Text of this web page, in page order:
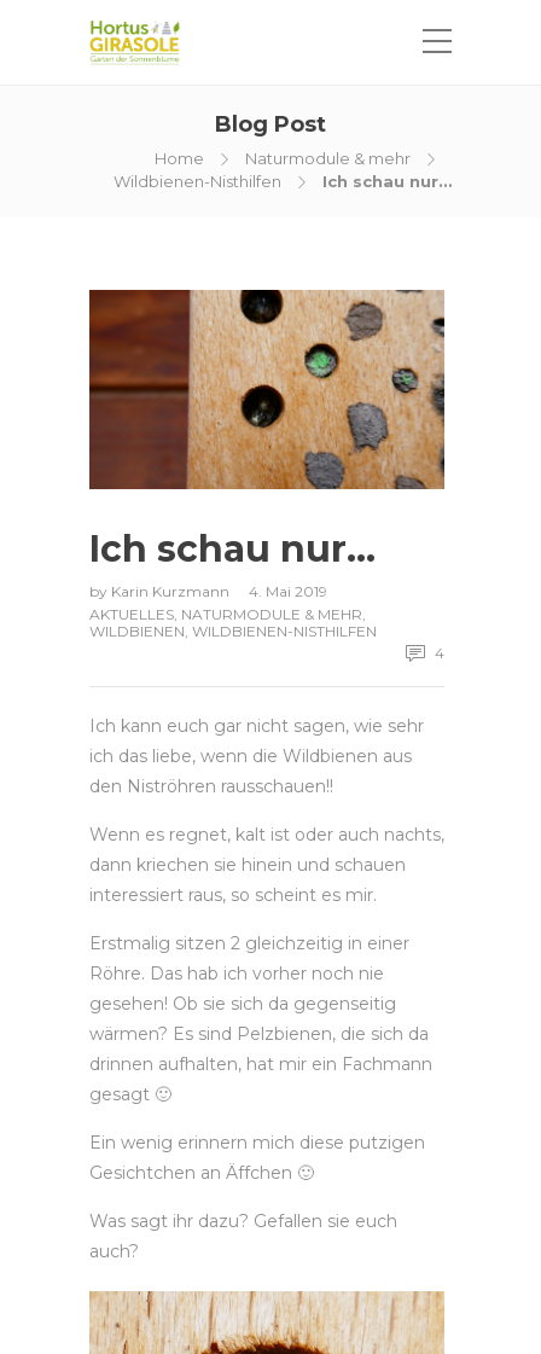
Blog Post
Home
Naturmodule & mehr
Wildbienen-Nisthilfen
Ich schau nur…
Ich schau nur…
by Karin Kurzmann
4. Mai 2019
AKTUELLES, NATURMODULE & MEHR,
WILDBIENEN, WILDBIENEN-NISTHILFEN
4
Ich kann euch gar nicht sagen, wie sehr
ich das liebe, wenn die Wildbienen aus
den Niströhren rausschauen!!
Wenn es regnet, kalt ist oder auch nachts,
dann kriechen sie hinein und schauen
interessiert raus, so scheint es mir.
Erstmalig sitzen 2 gleichzeitig in einer
Röhre. Das hab ich vorher noch nie
gesehen! Ob sie sich da gegenseitig
wärmen? Es sind Pelzbienen, die sich da
drinnen aufhalten, hat mir ein Fachmann
gesagt 🙂
Ein wenig erinnern mich diese putzigen
Gesichtchen an Äffchen 🙂
Was sagt ihr dazu? Gefallen sie euch
auch?